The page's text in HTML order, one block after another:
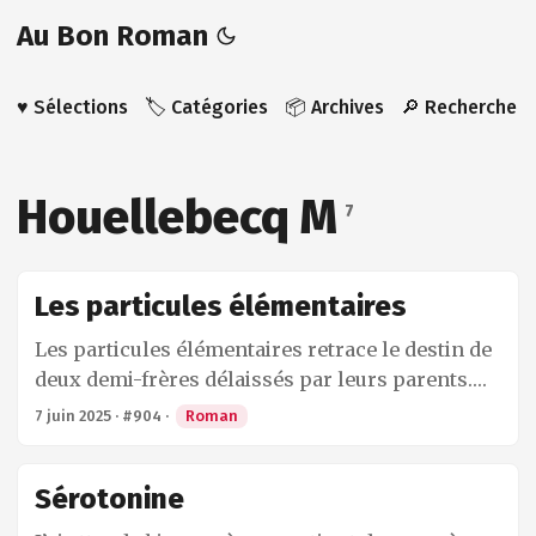
Au Bon Roman
♥️ Sélections 🏷️ Catégories 📦 Archives 🔎 Recherche
Houellebecq M 7
Les particules élémentaires
Les particules élémentaires retrace le destin de
deux demi-frères délaissés par leurs parents.
L’un, Michel, est un brillant scientifique
obsédé par la sexualité et toujours en quête de
nouvelles expériences. La sexualité est au coeur
7 juin 2025 · #904 · Roman
Sérotonine